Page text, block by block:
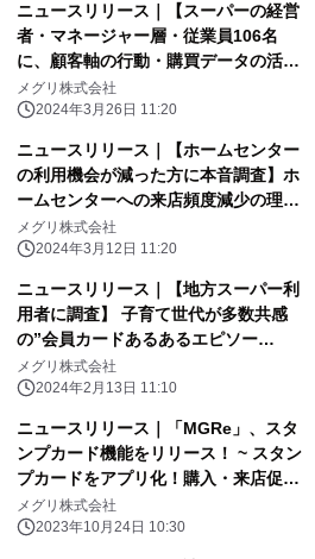
ニュースリリース｜【スーパーの経営
者・マネージャー層・従業員106名
に、顧客軸の行動・購買データの活用
レベルを調査】 52.8%が「購買傾向や
志向の把握に留まり、 分析結果の活用
に至っていない」実態
メグリ株式会社
2024年3月26日 11:20
ニュースリリース｜【ホームセンター
の利用機会が減った方に本音調査】ホ
ームセンターへの来店頻度減少の理由
とは？ 〜もっと便利にホームセンター
を利用するために、 アプリに求められ
メグリ株式会社
2024年3月12日 11:20
ニュースリリース｜【地方スーパー利
用者に調査】 子育て世代が多数共感
の”会員カードあるあるエピソー
ド”「お財布がかさばってしまう」が
92.0% 〜負担を軽減し、利用者が気
法とは？〜
メグリ株式会社
2024年2月13日 11:10
ニュースリリース｜「MGRe」、スタ
ンプカード機能をリリース！ ~ スタン
プカードをアプリ化！購入・来店促進
を後押し~
メグリ株式会社
2023年10月24日 10:30